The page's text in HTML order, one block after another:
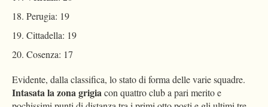
Perugia: 19
Cittadella: 19
Cosenza: 17
Evidente, dalla classifica, lo stato di forma delle varie squadre.
Intasata la zona grigiacon quattro club a pari merito e